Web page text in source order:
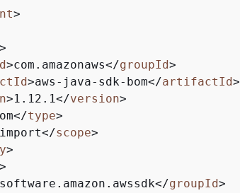
>
>
>com.amazonaws</groupId>
>aws-java-sdk-bom</artifactId>
>1.12.1</version>
</type>
import</scope>
>
>
software.amazon.awssdk</groupId>